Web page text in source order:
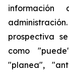
información
prospectiva
como
"planea",